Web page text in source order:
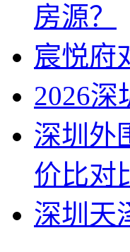
房源？
宸悦府
2026深
深圳外
价比对
深圳天